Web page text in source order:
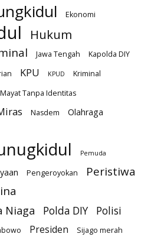
Ekonomi
Hukum
Jawa Tengah
Kapolda DIY
KPU KPUD
Kriminal
Mayat Tanpa Identitas
Nasdem Olahraga
Pemuda
Pengeroyokan Peristiwa
Niaga Polda DIY
Polisi
Presiden Sijago merah